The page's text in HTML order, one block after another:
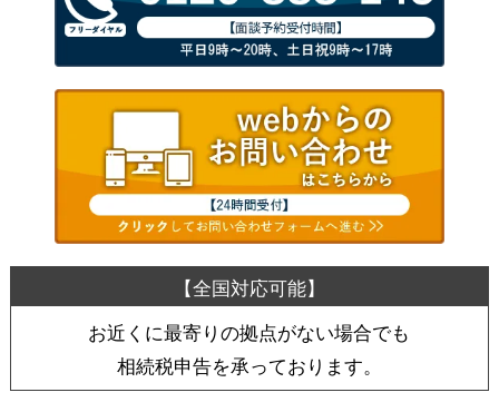
お近くに最寄りの拠点がない場合でも
相続税申告を承っております。